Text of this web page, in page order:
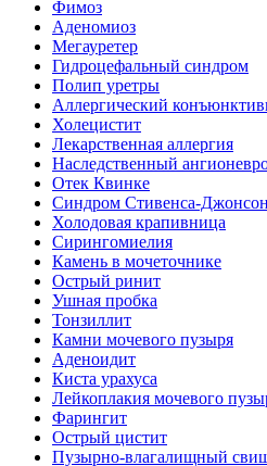
Фимоз
Аденомиоз
Мегауретер
Гидроцефальный синдром
Полип уретры
Аллергический
Холецистит
Лекарственная аллергия
Наследственный
Отек Квинке
Синдром Стивенса-
Холодовая крапивница
Сирингомиелия
Камень в мочеточнике
Острый ринит
Ушная пробка
Тонзиллит
Камни мочевого пузыря
Аденоидит
Киста урахуса
Лейкоплакия мочевого
Фарингит
Острый цистит
Пузырно-влагалищный